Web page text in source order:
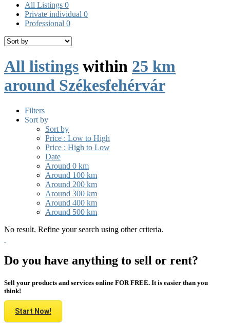
All Listings 0
Private individual 0
Professional 0
All listings within 25 km
around Székesfehérvár
Filters
Sort by
Sort by
Price : Low to High
Price : High to Low
Date
Around 0 km
Around 100 km
Around 200 km
Around 300 km
Around 400 km
Around 500 km
No result. Refine your search using other criteria.
Do you have anything to sell or rent?
Sell your products and services online FOR FREE. It is easier than you
think!
Start Now!